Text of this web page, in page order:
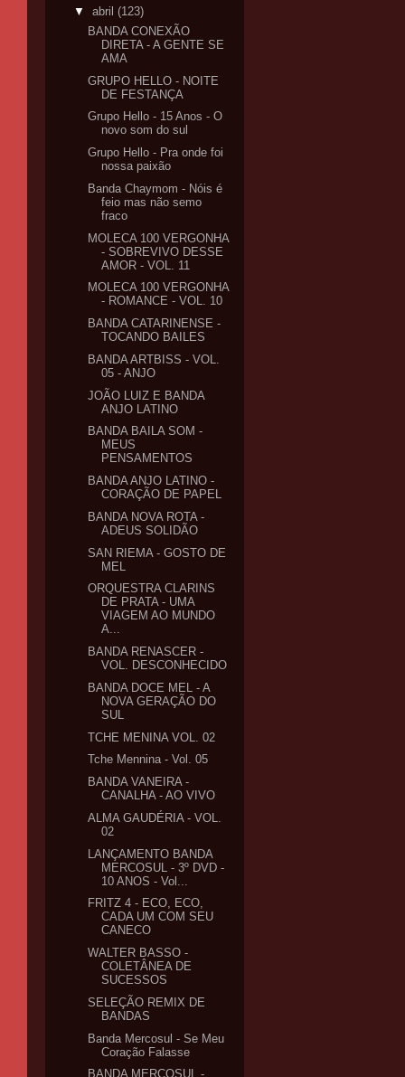
▼ abril (123)
BANDA CONEXÃO
DIRETA - A GENTE SE
AMA
GRUPO HELLO - NOITE
DE FESTANÇA
Grupo Hello - 15 Anos - O
novo som do sul
Grupo Hello - Pra onde foi
nossa paixão
Banda Chaymom - Nóis é
feio mas não semo
fraco
MOLECA 100 VERGONHA
- SOBREVIVO DESSE
AMOR - VOL. 11
MOLECA 100 VERGONHA
- ROMANCE - VOL. 10
BANDA CATARINENSE -
TOCANDO BAILES
BANDA ARTBISS - VOL.
05 - ANJO
JOÃO LUIZ E BANDA
ANJO LATINO
BANDA BAILA SOM -
MEUS
PENSAMENTOS
BANDA ANJO LATINO -
CORAÇÃO DE PAPEL
BANDA NOVA ROTA -
ADEUS SOLIDÃO
SAN RIEMA - GOSTO DE
MEL
ORQUESTRA CLARINS
DE PRATA - UMA
VIAGEM AO MUNDO
A...
BANDA RENASCER -
VOL. DESCONHECIDO
BANDA DOCE MEL - A
NOVA GERAÇÃO DO
SUL
TCHE MENINA VOL. 02
Tche Mennina - Vol. 05
BANDA VANEIRA -
CANALHA - AO VIVO
ALMA GAUDÉRIA - VOL.
02
LANÇAMENTO BANDA
MERCOSUL - 3º DVD -
10 ANOS - Vol...
FRITZ 4 - ECO, ECO,
CADA UM COM SEU
CANECO
WALTER BASSO -
COLETÂNEA DE
SUCESSOS
SELEÇÃO REMIX DE
BANDAS
Banda Mercosul - Se Meu
Coração Falasse
BANDA MERCOSUL -